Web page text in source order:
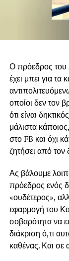
Ο πρόεδρος του
έχει μπει για
οποίοι δεν τον
ότι είναι
μάλιστα
στο FB και όχι
ζητήσει από τον
Ας βάλουμε
πρόεδρος ενός
«ουδέτερος»,
εφαρμογή του
σοβαρότητα να
διάκριση ό,τι
καθένας. Και σε